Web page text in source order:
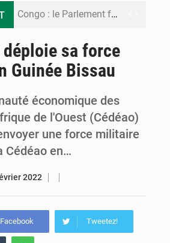
Congo : le Parlement formule 28 recommandations sur le Cadre budgétaire 2027-2029
Congo : la Grande foire agricole pour renforcer la souveraineté alimentaire
Le Congo se dote d’un programme national pour valoriser les produits forestiers non ligneux
déploie sa force
Guinée Bissau
économique des
de l'Ouest (Cédéao)
une force militaire
Cédéao en…
2022
Tweetez!